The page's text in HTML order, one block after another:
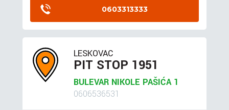
0603313333
LESKOVAC
PIT STOP 1951
BULEVAR NIKOLE PAŠIĆA 1
0606536531